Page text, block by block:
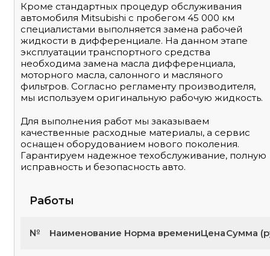
Кроме стандартных процедур обслуживания
автомобиля Mitsubishi с пробегом 45 000 км
специалистами выполняется замена рабочей
жидкости в дифференциале. На данном этапе
эксплуатации транспортного средства
необходима замена масла дифференциала,
моторного масла, салонного и масляного
фильтров. Согласно регламенту производителя,
мы используем оригинальную рабочую жидкость.
Для выполнения работ мы заказываем
качественные расходные материалы, а сервис
оснащен оборудованием нового поколения.
Гарантируем надежное техобслуживание, полную
исправность и безопасность авто.
Работы
№ Наименование Норма времениЦенаСумма